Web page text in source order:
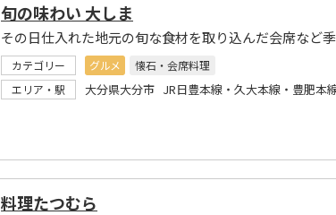
旬の味わい 大しま
カテゴリー グルメ
懐石・会席料理
エリア・駅
大分県大分市 JR日豊本線・久大本線・豊肥本
料理たつむら